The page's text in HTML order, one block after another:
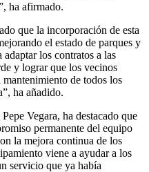
ha afirmado.
que la incorporación de esta
el estado de parques y
los contratos a las
y lograr que los vecinos
de todos los
ha añadido.
Vegara, ha destacado que
permanente del equipo
la mejora continua de los
viene a ayudar a los
servicio que ya había